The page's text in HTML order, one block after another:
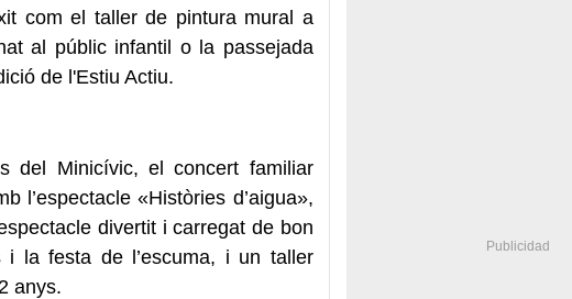
com el taller de pintura mural a
al públic infantil o la passejada
de l'Estiu Actiu.
del Minicívic, el concert familiar
l’espectacle «Històries d’aigua»,
divertit i carregat de bon
i la festa de l’escuma, i un taller
anys.